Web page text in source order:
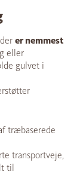
er nemmest
eller
gulvet i
træbaserede
transportveje,
til